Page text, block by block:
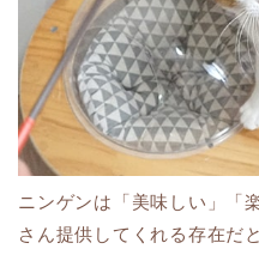
ニンゲンは「美味しい」「
さん提供してくれる存在だ